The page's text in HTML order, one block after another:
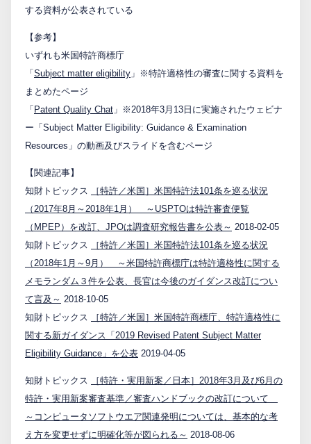
する資料が公表されている
【参考】
いずれも米国特許商標庁
「 Subject matter eligibility 」※特許適格性の審査に関する資料を
まとめたページ
「 Patent Quality Chat 」※2018年3月13日に実施されたウェビナ
ー「Subject Matter Eligibility: Guidance & Examination
Resources」の動画及びスライドを含むページ
【関連記事】
知財トピックス
［特許／米国］米国特許法101条を巡る状況
（2017年8月～2018年1月） ～USPTOは特許審査便覧
（MPEP）を改訂、JPOは調査研究報告書を公表～ 2018-02-05
知財トピックス
［特許／米国］米国特許法101条を巡る状況
（2018年1月～9月） ～米国特許商標庁は特許適格性に関する
メモランダム３件を公表、長官は今後のガイダンス改訂につい
て言及～ 2018-10-05
知財トピックス
［特許／米国］米国特許商標庁、特許適格性に
関する新ガイダンス「2019 Revised Patent Subject Matter
Eligibility Guidance」を公表 2019-04-05
知財トピックス
［特許・実用新案／日本］2018年3月及び6月の
特許・実用新案審査基準／審査ハンドブックの改訂について
～コンピュータソフトウエア関連発明については、基本的な考
え方を変更せずに明確化等が図られる～ 2018-08-06